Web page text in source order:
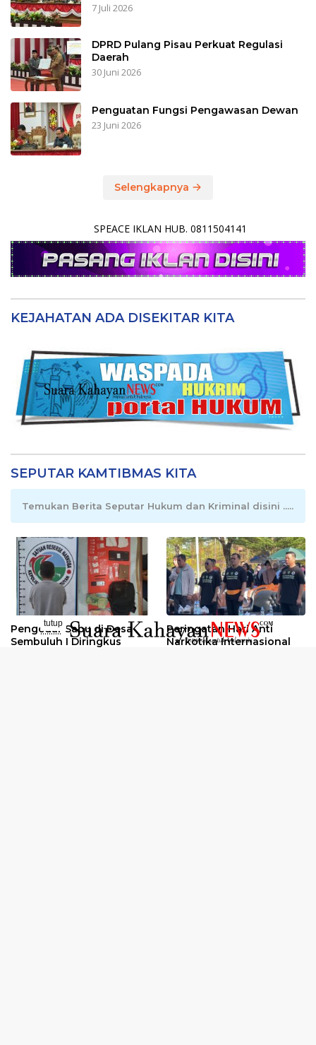
7 Juli 2026
DPRD Pulang Pisau Perkuat Regulasi
Daerah
30 Juni 2026
Penguatan Fungsi Pengawasan Dewan
23 Juni 2026
Selengkapnya
SPEACE IKLAN HUB. 0811504141
KEJAHATAN ADA DISEKITAR KITA
SEPUTAR KAMTIBMAS KITA
Temukan Berita Seputar Hukum dan Kriminal disini .....
Pengedar Sabu di Desa
Sembuluh I Diringkus
Peringatan Hari Anti
Narkotika Internasional
tutup
..........